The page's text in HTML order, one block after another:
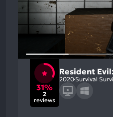
31%
2
reviews
Resident
2020 Survival